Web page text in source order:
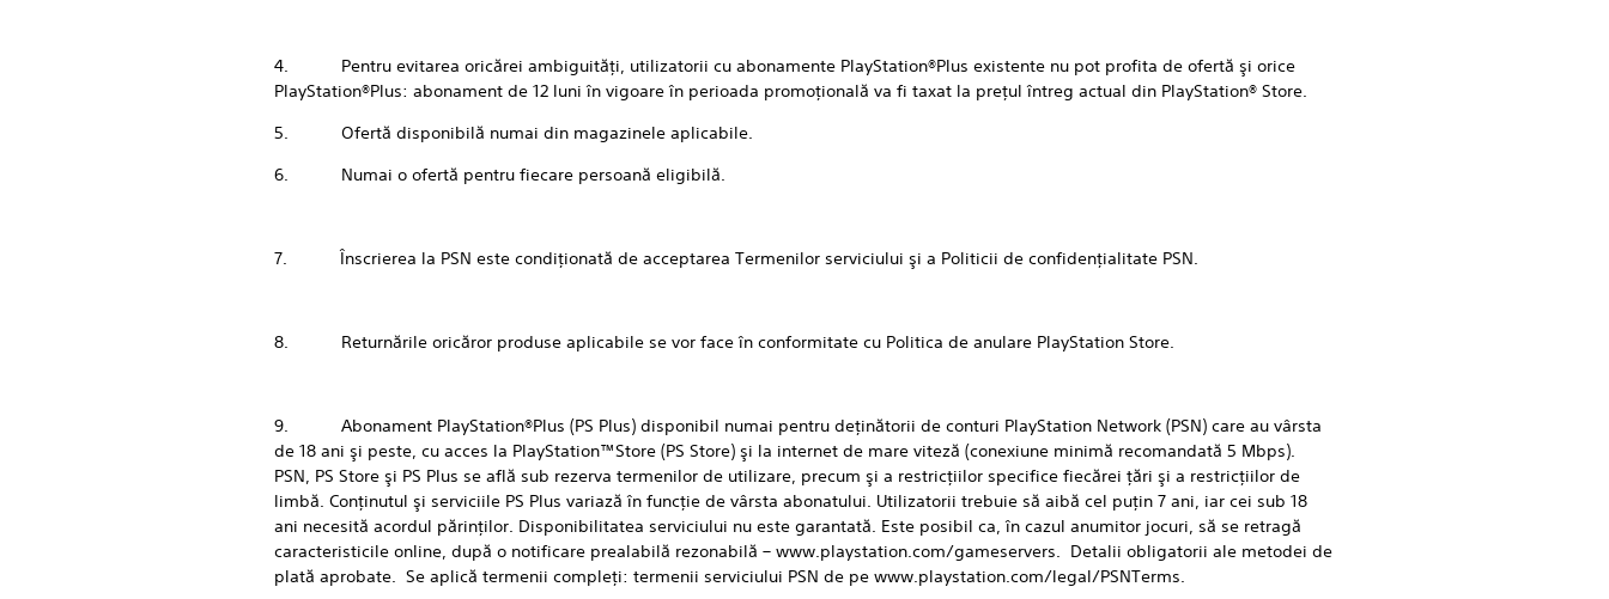
4. Pentru evitarea oricărei ambiguităţi, utilizatorii cu abonamente PlayStation®Plus existente nu pot profita de ofertă şi orice
PlayStation®Plus: abonament de 12 luni în vigoare în perioada promoţională va fi taxat la preţul întreg actual din PlayStation® Store.
5. Ofertă disponibilă numai din magazinele aplicabile.
6. Numai o ofertă pentru fiecare persoană eligibilă.
7. Înscrierea la PSN este condiţionată de acceptarea Termenilor serviciului şi a Politicii de confidenţialitate PSN.
8. Returnările oricăror produse aplicabile se vor face în conformitate cu Politica de anulare PlayStation Store.
9. Abonament PlayStation®Plus (PS Plus) disponibil numai pentru deţinătorii de conturi PlayStation Network (PSN) care au vârsta
de 18 ani şi peste, cu acces la PlayStation™Store (PS Store) şi la internet de mare viteză (conexiune minimă recomandată 5 Mbps).
PSN, PS Store şi PS Plus se află sub rezerva termenilor de utilizare, precum şi a restricţiilor specifice fiecărei ţări şi a restricţiilor de
limbă. Conţinutul şi serviciile PS Plus variază în funcţie de vârsta abonatului. Utilizatorii trebuie să aibă cel puţin 7 ani, iar cei sub 18
ani necesită acordul părinţilor. Disponibilitatea serviciului nu este garantată. Este posibil ca, în cazul anumitor jocuri, să se retragă
caracteristicile online, după o notificare prealabilă rezonabilă – www.playstation.com/gameservers. Detalii obligatorii ale metodei de
plată aprobate. Se aplică termenii compleţi: termenii serviciului PSN de pe www.playstation.com/legal/PSNTerms.